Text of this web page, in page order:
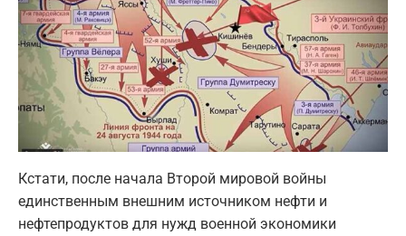
Кстати, после начала Второй мировой войны
единственным внешним источником нефти и
нефтепродуктов для нужд военной экономики